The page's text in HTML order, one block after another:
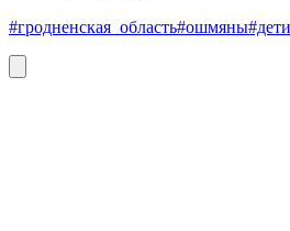
#гродненская_область#ошмяны#дети